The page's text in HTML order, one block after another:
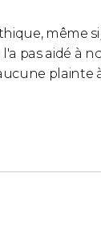
même
pas aidé à